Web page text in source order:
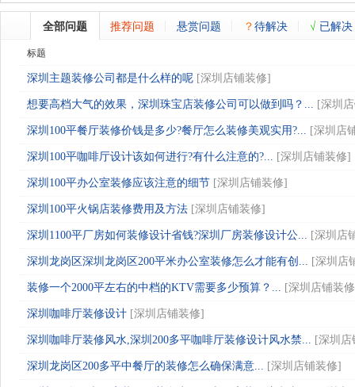
全部问题 推荐问题 悬赏问题 ？待解决 √ 已解决
标题
深圳主题装修公司都是什么样的呢 [深圳店铺装修]
想要高档大气的效果，深圳珠宝店装修公司可以做到吗？... [深圳
深圳100平餐厅装修价钱是多少?餐厅怎么装修美观实用?... [深圳店
深圳100平咖啡厅设计该如何进行?有什么注意的?... [深圳店铺装修]
深圳100平办公室装修应该注意的细节 [深圳店铺装修]
深圳100平火锅店装修费用及方法 [深圳店铺装修]
深圳1100平厂房如何装修设计省钱?深圳厂房装修设计公... [深圳店
深圳龙岗区深圳龙岗区200平米办公室装修怎么才能有创... [深圳店
装修一个2000平左右的中档的KTV需要多少预算？... [深圳店铺装修
深圳咖啡厅装修设计 [深圳店铺装修]
深圳咖啡厅装修风水,深圳200多平咖啡厅装修设计风水禁... [深圳店
深圳龙岗区200多平中餐厅的装修怎么确保满意... [深圳店铺装修]